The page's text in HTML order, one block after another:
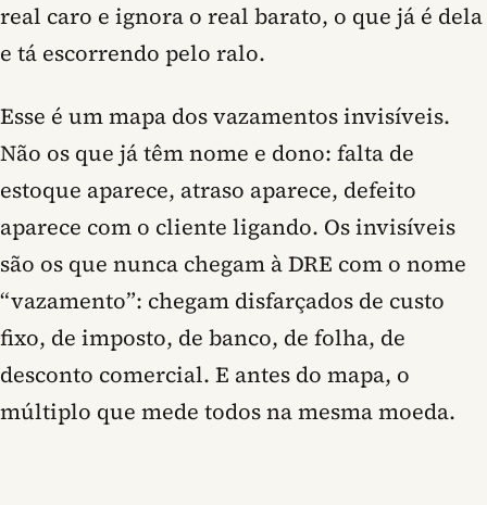
real caro e ignora o real barato, o que já é dela
e tá escorrendo pelo ralo.
Esse é um mapa dos vazamentos invisíveis.
Não os que já têm nome e dono: falta de
estoque aparece, atraso aparece, defeito
aparece com o cliente ligando. Os invisíveis
são os que nunca chegam à DRE com o nome
“vazamento”: chegam disfarçados de custo
fixo, de imposto, de banco, de folha, de
desconto comercial. E antes do mapa, o
múltiplo que mede todos na mesma moeda.